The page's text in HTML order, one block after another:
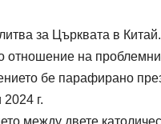
за Църквата в Китай.
отношение на
бе парафирано
г.